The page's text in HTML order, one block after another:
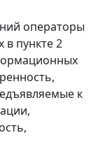
операторы
пункте 2
к